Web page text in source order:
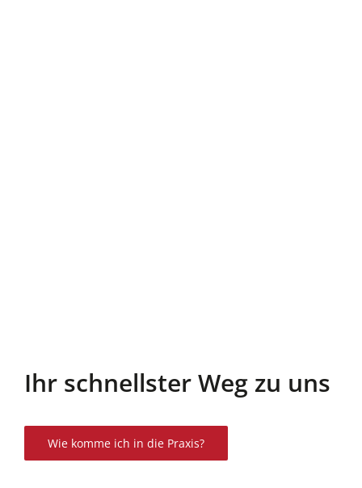
Ihr schnellster Weg zu uns
Wie komme ich in die Praxis?